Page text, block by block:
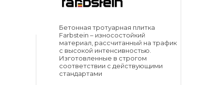
Бетонная тротуарная плитка
Farbstein – износостойкий
материал, рассчитанный на трафик
с высокой интенсивностью.
Изготовленные в строгом
соответствии с действующими
стандартами